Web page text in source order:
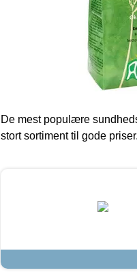
De mest populære
stort sortiment til gode priser.